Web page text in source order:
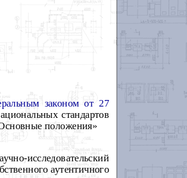
законом от 27
стандартов
положения»
исследовательский
аутентичного